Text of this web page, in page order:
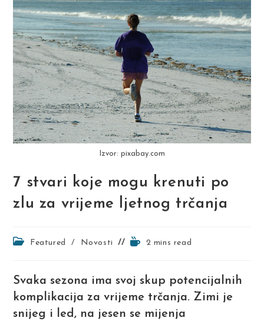
Izvor: pixabay.com
7 stvari koje mogu krenuti po
zlu za vrijeme ljetnog trčanja
PostFeatured / Novosti
Reading2 mins read
Svaka sezona ima svoj skup potencijalnih
komplikacija za vrijeme trčanja. Zimi je
snijeg i led, na jesen se mijenja